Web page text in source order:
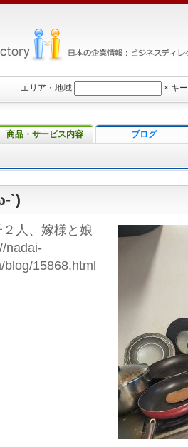
`)
人、嫁様と娘
nadai-
blog/15868.html
エリア・地域 × キ
商品・サービス内容 ブログ